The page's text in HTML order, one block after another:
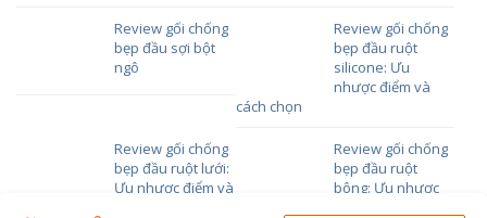
Review gối chống
bẹp đầu sợi bột
ngô
Review gối chống
bẹp đầu ruột
silicone: Ưu
nhược điểm và
cách chọn
Review gối chống
bẹp đầu ruột lưới:
Ưu nhược điểm và
Review gối chống
bẹp đầu ruột
bông: Ưu nhược